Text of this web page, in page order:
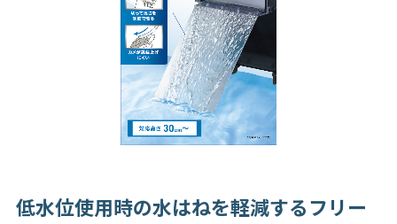
低水位使用時の水はねを軽減するフリー